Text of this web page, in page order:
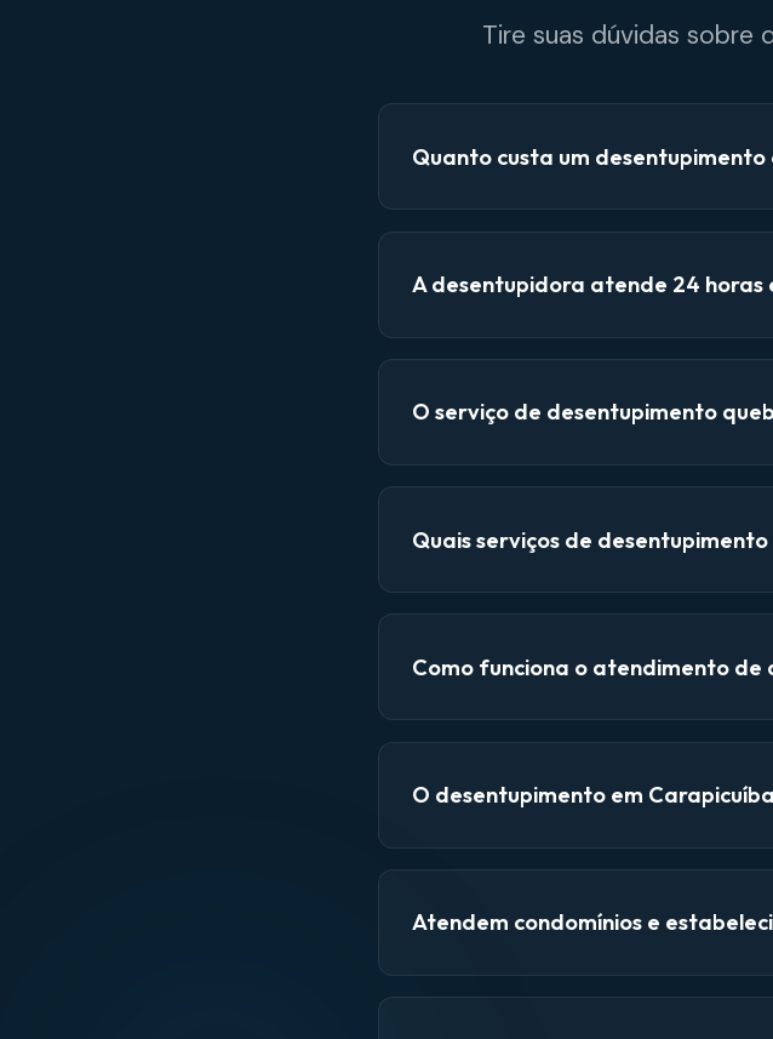
Tire suas dúvidas sobre
Quanto custa um desentupimento
A desentupidora atende 24 horas
O serviço de desentupimento
Quais serviços de
Como funciona o atendimento de
O desentupimento em
Atendem condomínios e